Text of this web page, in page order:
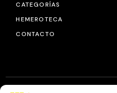
CATEGORÍAS
HEMEROTECA
CONTACTO